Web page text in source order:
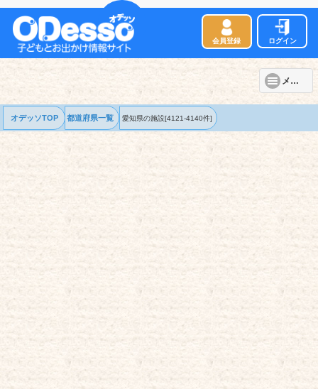
会員登録 ログイン
メニュー
オデッソTOP 都道府県一覧 愛知県の施設[4121-4140件]